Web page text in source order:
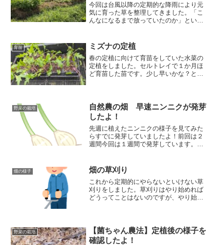
今回は台風以降の定期的な降雨により元
気に育った草を整理してきました。「こ
んなになるまで放っていたのか」という
のように植え付け、大根の種おろしをし
てきましたよ！
育苗 ミズナの定植
春の定植に向けて育苗をしていた水菜の
定植をしました。セルトレイで１か月ほ
ど育苗した苗です。少し早いかな？とは
定植することにしました。ムシも出てき
ていないし病気にもなりにくいかな？と
思っています。
野菜の栽培
自然農の畑 早速ニンニクが発芽
したよ！
先週に植えたニンニクの様子を見てみた
らすでに発芽していましたよ！前回は２
週間今回は１週間で発芽しています。何
かな？よくわかりませんが、無事に発芽
してくれたことは嬉しいことです。
畑の様子 畑の草刈り
これから定期的にやらないといけない草
刈りをしました。草刈りはやり始めれば
どうってことはないのですが、やり始め
くしてしまうという負のループになって
しまいます・・・😫
野菜の栽培
【菌ちゃん農法】定植後の様子を
確認したよ！